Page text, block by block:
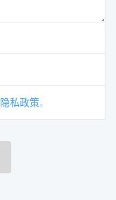
隐私政策。